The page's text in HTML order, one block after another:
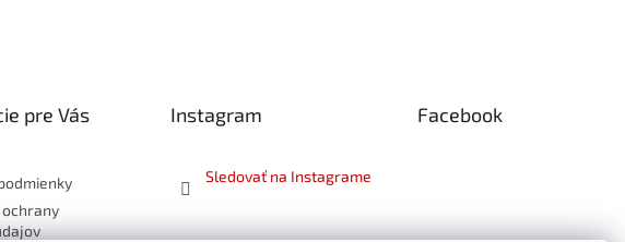
pre Vás
ochrany
Instagram
Sledovať na Instagrame
Facebook